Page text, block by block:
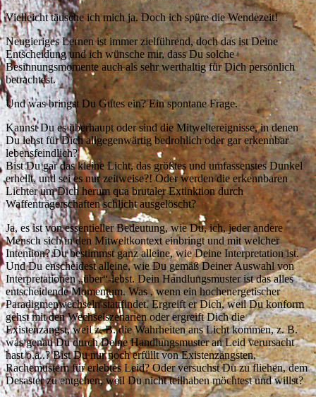
Vielleicht täusche ich mich ja. Doch ich spüre die Wendezeit!
Neugieriges Lernen ist immer zielführend, doch das ist Deine
Entscheidung und ich wünsche mir, dass Du solche
Besinnungsmomente auch als sehr werthaltig für Dich persönlich
betrachtest.
Und was bringst Du Gutes ein? Ein spontane Frage.
Kannst Du es überhaupt oder sind die Mitweltereignisse, in denen
Du lebst für Dich allgegenwärtig bedrohlich oder gar erkennbar
lebensfeindlich?
Bist Du gar das kleine Licht, das größtes und umfassenstes Dunkel
erhellt, und sei es nur zeitweise?! Oder werden die erkennbaren
Lichter um Dich herum qua brutaler Extinktion durch
Waffenträgerschaften schlicht ausgelöscht?
Ja, es ist von essentieller Bedeutung, wie Du, ich, jeder andere
Mensch sich in den Mitweltkontext einbringt und mit welcher
Intention? Du bestimmst ganz alleine, wie Deine Interpretation ist.
Und Du enscheidest alleine, wie Du gemäß Deiner Auswahl von
Interpretationen „über“-lebst. Dein Handlungsmuster ist das alles
entscheidende Momentum. Was , wenn ein hochenergetischer
Paradigmenwechseln stattfindet. Ergreift er Dich, weil Du konform
gehst mit den Wechselszenarien oder ergreift Dich die
Existenzangst, weil z. B. die Wahrheiten ans Licht kommen, z. B.
was genau Du durch Deine Handlungsmuster an Leid verursacht
hast o.ä..? Bist Du nur noch erfüllt von Existenzängsten,
Rachemustern für erlebtes Leid? Oder versuchst Du zu fliehen, dem
Desaster zu entgehen, weil Du nicht teilhaben möchtest und willst?